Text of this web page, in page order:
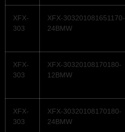
XFX-
303
XFX-303201081651170-
24BMW
XFX-
303
XFX-30320108170180-
12BMW
XFX-
303
XFX-30320108170180-
24BMW